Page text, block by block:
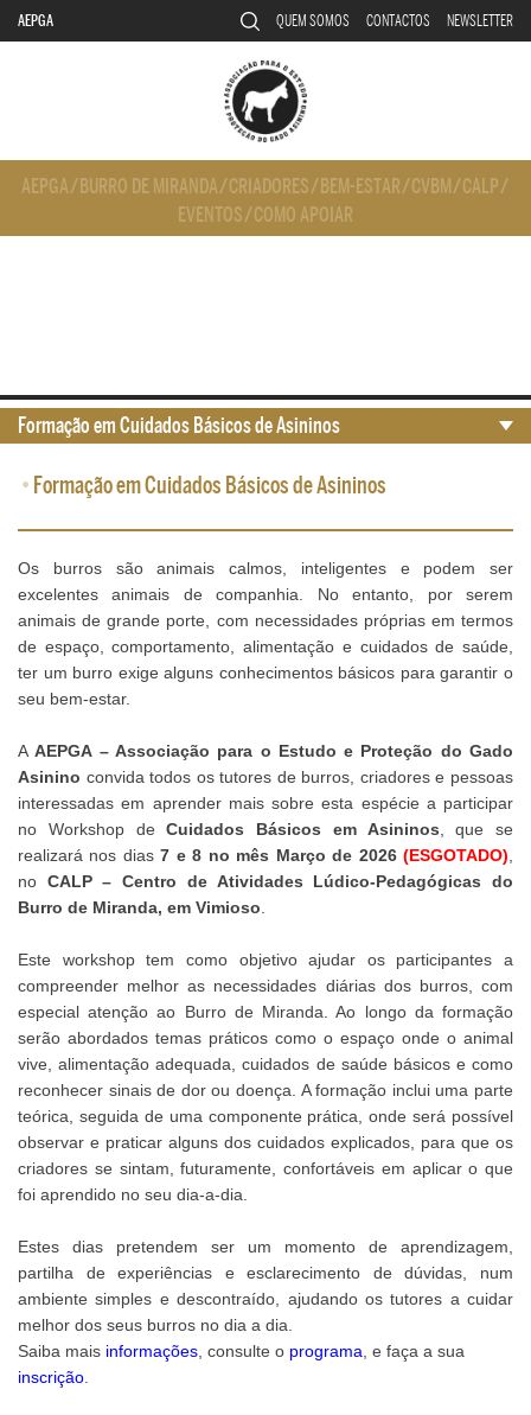
AEPGA QUEM SOMOS CONTACTOS NEWSLETTER
AEPGA/ BURRO DE MIRANDA/CRIADORES/ BEM-ESTAR/CVBM/CALP/
EVENTOS/COMO APOIAR
• Formação em Cuidados Básicos de Asininos
Os burros são animais calmos, inteligentes e podem ser
excelentes animais de companhia. No entanto, por serem
animais de grande porte, com necessidades próprias em termos
de espaço, comportamento, alimentação e cuidados de saúde,
ter um burro exige alguns conhecimentos básicos para garantir o
seu bem-estar.
AAEPGA – Associação para o Estudo e Proteção do Gado
Asinino convida todos os tutores de burros, criadores e pessoas
interessadas em aprender mais sobre esta espécie a participar
no Workshop deCuidados Básicos em Asininos , que se
realizará nos dias7 e 8 no mês Março de 2026(ESGOTADO)
no CALP – Centro de Atividades Lúdico-Pedagógicas do
Burro de Miranda, em Vimioso
Este workshop tem como objetivo ajudar os participantes a
compreender melhor as necessidades diárias dos burros, com
especial atenção ao Burro de Miranda. Ao longo da formação
serão abordados temas práticos como o espaço onde o animal
vive, alimentação adequada, cuidados de saúde básicos e como
reconhecer sinais de dor ou doença. A formação inclui uma parte
teórica, seguida de uma componente prática, onde será possível
observar e praticar alguns dos cuidados explicados, para que os
criadores se sintam, futuramente, confortáveis em aplicar o que
foi aprendido no seu dia-a-dia.
Estes dias pretendem ser um momento de aprendizagem,
partilha de experiências e esclarecimento de dúvidas, num
ambiente simples e descontraído, ajudando os tutores a cuidar
melhor dos seus burros no dia a dia.
Saiba mais informações , consulte o programa , e faça a sua
inscrição
Formação em Cuidados Básicos de Asininos